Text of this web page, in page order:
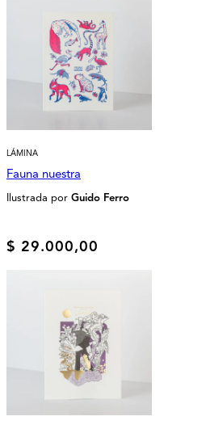
LÁMINA
Fauna nuestra
Ilustrada por Guido Ferro
$ 29.000,00